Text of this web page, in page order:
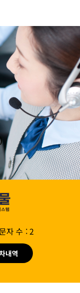
자 수 : 2
내역